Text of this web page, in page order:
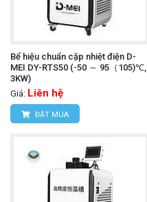
Bể hiệu chuẩn cặp nhiệt điện D-
MEI DY-RTS50 (-50 ～ 95（105)℃,
3KW)
Giá: Liên hệ
ĐẶT MUA